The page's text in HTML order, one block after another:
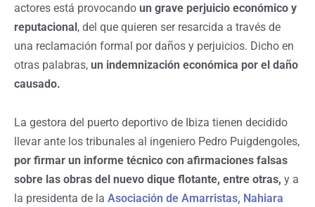
actores está provocando un grave perjuicio económico y
reputacional, del que quieren ser resarcida a través de
una reclamación formal por daños y perjuicios. Dicho en
otras palabras, un indemnización económica por el daño
causado.
La gestora del puerto deportivo de Ibiza tienen decidido
llevar ante los tribunales al ingeniero Pedro Puigdengoles,
por firmar un informe técnico con afirmaciones falsas
sobre las obras del nuevo dique flotante, entre otras, y a
la presidenta de la Asociación de Amarristas, Nahiara